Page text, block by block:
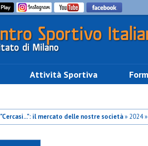
Attività Sportiva
"Cercasi...": il mercato delle nostre società» 2024 »